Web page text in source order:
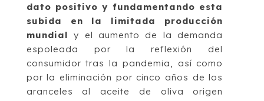
dato positivo y fundamentando esta
subida en la limitada producción
mundial y el aumento de la demanda
espoleada por la reflexión del
consumidor tras la pandemia, así como
por la eliminación por cinco años de los
aranceles al aceite de oliva origen